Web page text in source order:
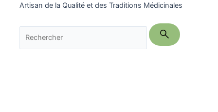
Artisan de la Qualité et des Traditions Médicinales